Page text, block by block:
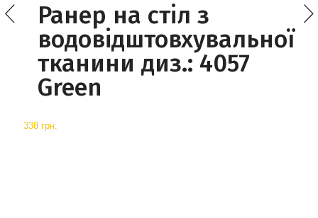
Ранер на стіл з
водовідштовхувальної
тканини диз.: 4057
Green
338 грн.